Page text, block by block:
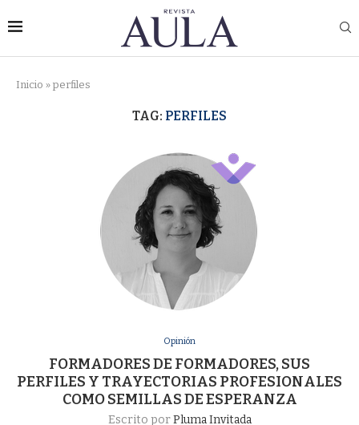
Inicio » perfiles
TAG: PERFILES
Opinión
FORMADORES DE FORMADORES, SUS
PERFILES Y TRAYECTORIAS PROFESIONALES
COMO SEMILLAS DE ESPERANZA
Escrito porPluma Invitada